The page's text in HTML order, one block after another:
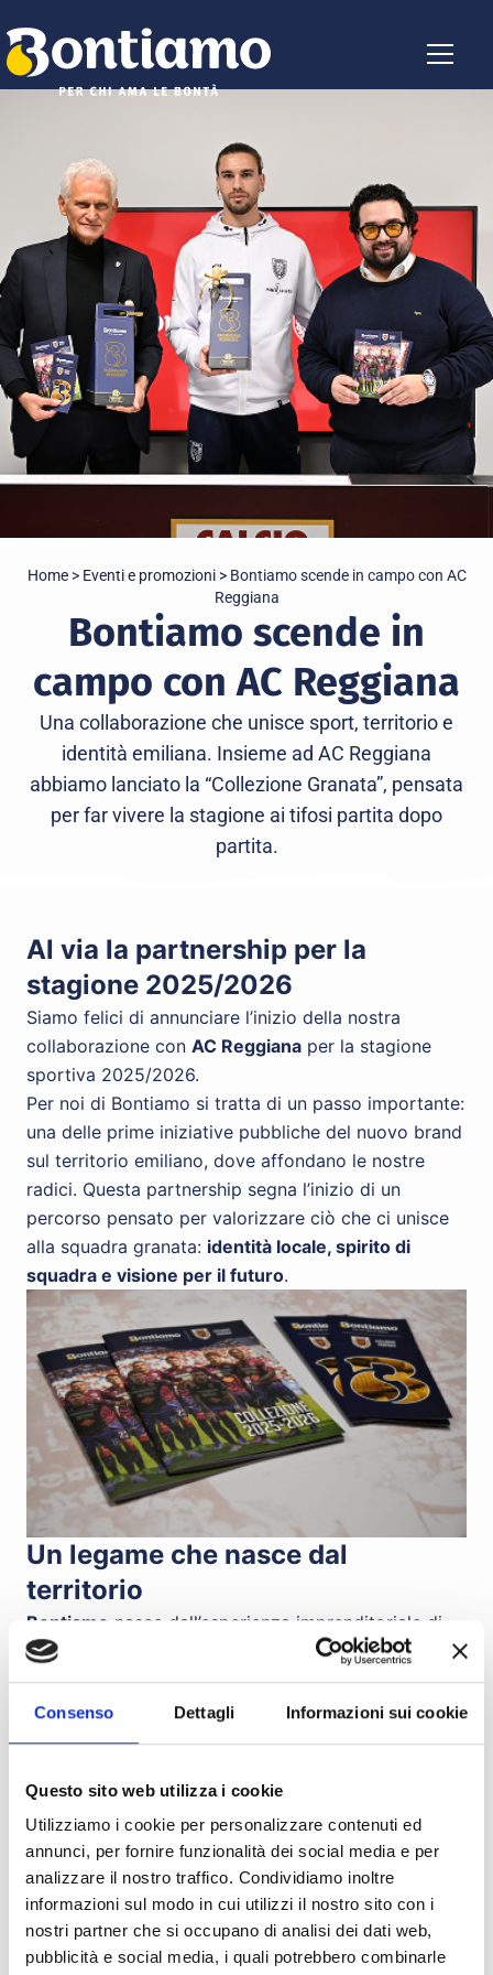
Consenso Dettagli Informazioni sui cookie
Questo sito web utilizza i cookie
Utilizziamo i cookie per personalizzare contenuti ed
annunci, per fornire funzionalità dei social media e per
analizzare il nostro traffico. Condividiamo inoltre
informazioni sul modo in cui utilizzi il nostro sito con i
nostri partner che si occupano di analisi dei dati web,
pubblicità e social media, i quali potrebbero combinarle
Home> Eventi e promozioni > Bontiamo scende in campo con AC
Reggiana
Bontiamo scende in
campo con AC Reggiana
Una collaborazione che unisce sport, territorio e
identità emiliana. Insieme ad AC Reggiana
abbiamo lanciato la “Collezione Granata”, pensata
per far vivere la stagione ai tifosi partita dopo
partita.
Al via la partnership per la
stagione 2025/2026
Siamo felici di annunciare l’inizio della nostra
collaborazione con AC Reggiana per la stagione
sportiva 2025/2026.
Per noi di Bontiamo si tratta di un passo importante:
una delle prime iniziative pubbliche del nuovo brand
sul territorio emiliano, dove affondano le nostre
radici. Questa partnership segna l’inizio di un
percorso pensato per valorizzare ciò che ci unisce
alla squadra granata: identità locale, spirito di
squadra e visione per il futuro.
Un legame che nasce dal
territorio
Bontiamo nasce dall’esperienza imprenditoriale di
Armonie Alimentari e rappresenta l’evoluzione di un
percorso costruito nel tempo nel mondo delle
eccellenze lattiero-casearie. La scelta di affiancare
verso nuove sfide.
Come sottolinea ilnostro CEO, Gabriele Menozzi
“Abbiamo scelto di essere al fianco della Reggiana
perché vediamo nella squadra il nostro stesso
spirito: una realtà giovane, estremamente ambiziosa
e desiderosa di fare, ma con i piedi ben piantati nel
nostro territorio. Il punto d’incontro tra le nostre